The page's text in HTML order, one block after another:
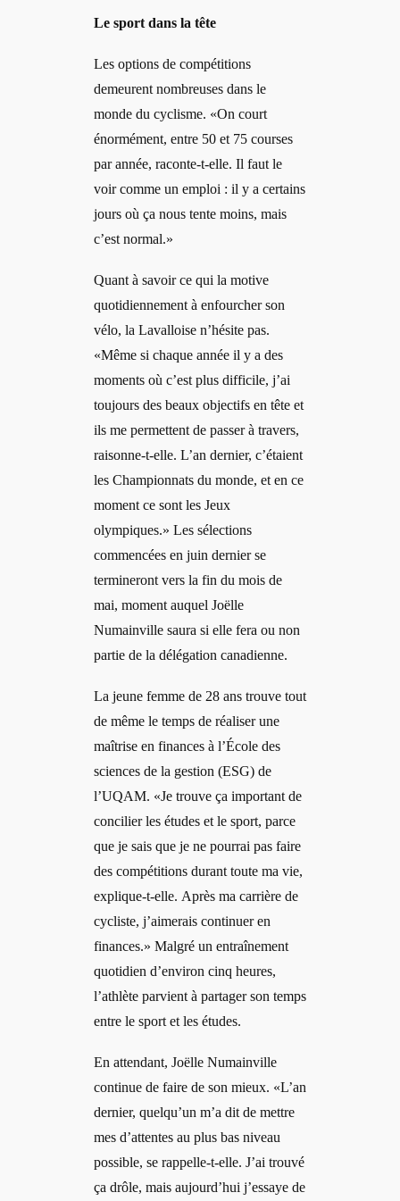
Le sport dans la tête
Les options de compétitions
demeurent nombreuses dans le
monde du cyclisme. «On court
énormément, entre 50 et 75 courses
par année, raconte-t-elle. Il faut le
voir comme un emploi : il y a certains
jours où ça nous tente moins, mais
c’est normal.»
Quant à savoir ce qui la motive
quotidiennement à enfourcher son
vélo, la Lavalloise n’hésite pas.
«Même si chaque année il y a des
moments où c’est plus difficile, j’ai
toujours des beaux objectifs en tête et
ils me permettent de passer à travers,
raisonne-t-elle. L’an dernier, c’étaient
les Championnats du monde, et en ce
moment ce sont les Jeux
olympiques.» Les sélections
commencées en juin dernier se
termineront vers la fin du mois de
mai, moment auquel Joëlle
Numainville saura si elle fera ou non
partie de la délégation canadienne.
La jeune femme de 28 ans trouve tout
de même le temps de réaliser une
maîtrise en finances à l’École des
sciences de la gestion (ESG) de
l’UQAM. «Je trouve ça important de
concilier les études et le sport, parce
que je sais que je ne pourrai pas faire
des compétitions durant toute ma vie,
explique-t-elle. Après ma carrière de
cycliste, j’aimerais continuer en
finances.» Malgré un entraînement
quotidien d’environ cinq heures,
l’athlète parvient à partager son temps
entre le sport et les études.
En attendant, Joëlle Numainville
continue de faire de son mieux. «L’an
dernier, quelqu’un m’a dit de mettre
mes d’attentes au plus bas niveau
possible, se rappelle-t-elle. J’ai trouvé
ça drôle, mais aujourd’hui j’essaye de